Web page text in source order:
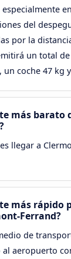
del
por la
un total
coche 47 kg
más barato
llegar a
más rápido
Ferrand?
de
aeropuerto